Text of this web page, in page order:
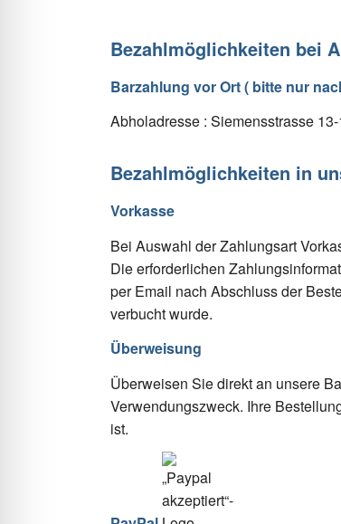
Bezahlmöglichkeiten bei
Barzahlung vor Ort ( bitte nur
Abholadresse : Siemensstrasse
Bezahlmöglichkeiten in
Vorkasse
Bei Auswahl der Zahlungsart
Die erforderlichen
per Email nach Abschluss der
verbucht wurde.
Überweisung
Überweisen Sie direkt an unsere
Verwendungszweck. Ihre
ist.